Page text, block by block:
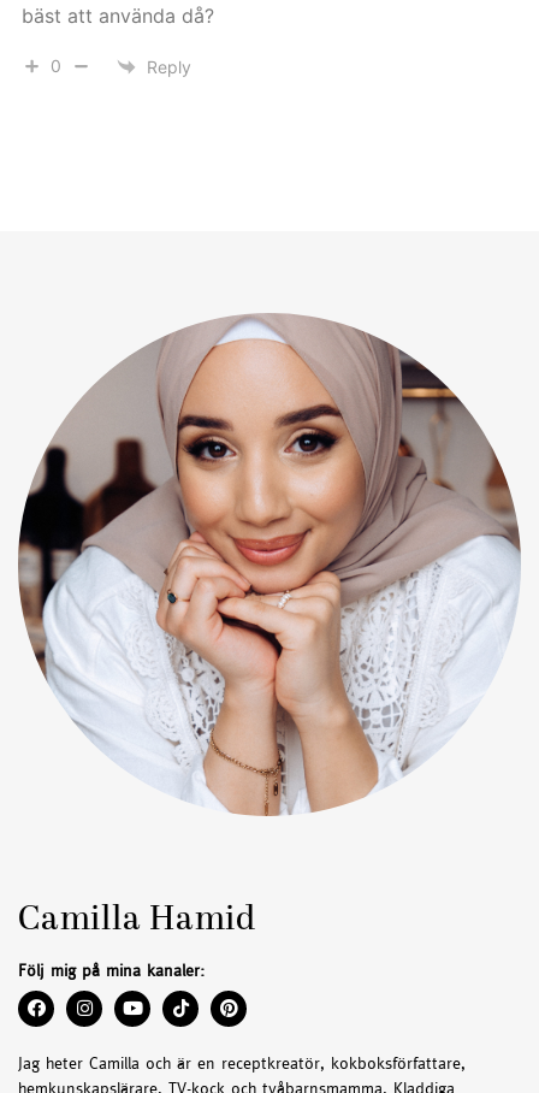
bäst att använda då?
0 Reply
Camilla Hamid
Följ mig på mina kanaler:
Jag heter Camilla och är en receptkreatör, kokboksförfattare,
hemkunskapslärare, TV-kock och tvåbarnsmamma. Kladdiga